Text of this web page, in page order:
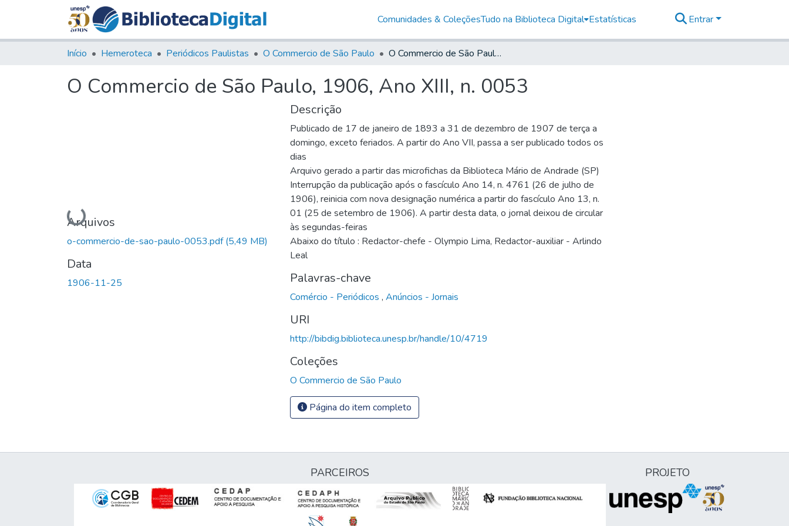
Comunidades & ColeçõesTudo na Biblioteca Digital Estatísticas Entrar
Início Hemeroteca Periódicos Paulistas O Commercio de São Paulo O Commercio de São Paulo, 1906, Ano XIII, n. 0053
O Commercio de São Paulo, 1906, Ano XIII, n. 0053
Carregando...
Arquivos
o-commercio-de-sao-paulo-0053.pdf(5,49 MB)
Data
1906-11-25
Descrição
Publicado de 17 de janeiro de 1893 a 31 de dezembro de 1907 de terça a
domingo, exceto feriados. A partir do Ano VII, passa a ser publicado todos os
dias
Arquivo gerado a partir das microfichas da Biblioteca Mário de Andrade (SP)
Interrupção da publicação após o fascículo Ano 14, n. 4761 (26 de julho de
1906), reinicia com nova designação numérica a partir do fascículo Ano 13, n.
01 (25 de setembro de 1906). A partir desta data, o jornal deixou de circular
às segundas-feiras
Abaixo do título : Redactor-chefe - Olympio Lima, Redactor-auxiliar - Arlindo
Leal
Palavras-chave
Comércio - Periódicos , Anúncios - Jornais
URI
http://bibdig.biblioteca.unesp.br/handle/10/4719
Coleções
O Commercio de São Paulo
Página do item completo
PARCEIROS PROJETO